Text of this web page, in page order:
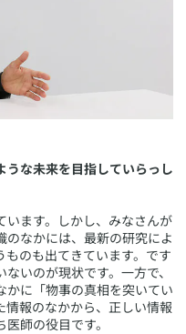
な未来を目指していらっし
ます。しかし、みなさんが
のなかには、最新の研究によ
のも出てきています。です
いのが現状です。一方で、
に「物事の真相を突いてい
報のなかから、正しい情報
師の役目です。